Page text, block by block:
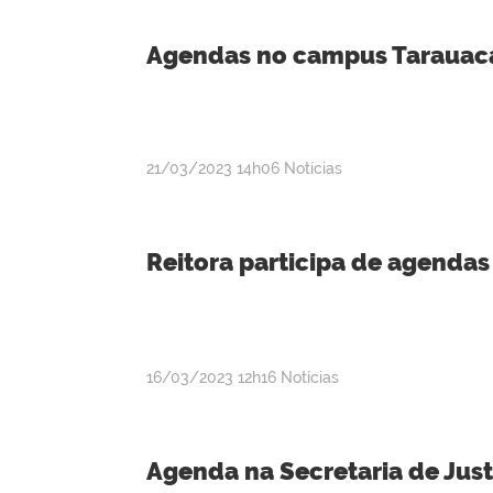
Agendas no campus
por
publicado
21/03/2023 14h06 Notícias
Reitora participa de
por
publicado
16/03/2023 12h16 Notícias
Agenda na Secretaria de